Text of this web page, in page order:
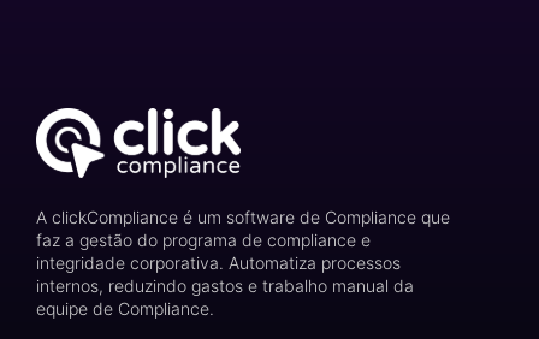
A clickCompliance é um software de Compliance que
faz a gestão do programa de compliance e
integridade corporativa. Automatiza processos
internos, reduzindo gastos e trabalho manual da
equipe de Compliance.